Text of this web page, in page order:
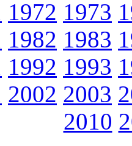
1972 1973
1982 1983
1992 1993
2002 2003
2010